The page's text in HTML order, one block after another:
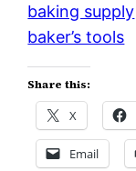
baking supply
baker’s tools
Share this:
X
Email